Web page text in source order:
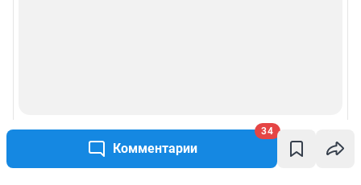
Комментарии
34